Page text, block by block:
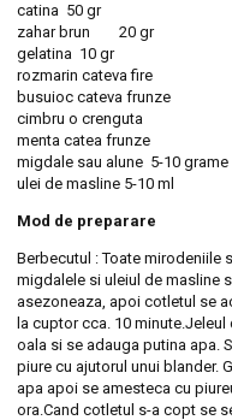
catina 50 gr
zahar brun 20 gr
gelatina 10 gr
rozmarin cateva fire
busuioc cateva frunze
cimbru o crenguta
menta catea frunze
migdale sau alune 5-10 grame
ulei de masline 5-10 ml
Mod de preparare
Berbecutul : Toate mirodeniile
migdalele si uleiul de masline
asezoneaza, apoi cotletul se
la cuptor cca. 10
oala si se adauga putina apa.
piure cu ajutorul unui blander.
apa apoi se amesteca cu
ora.Cand cotletul s-a copt se